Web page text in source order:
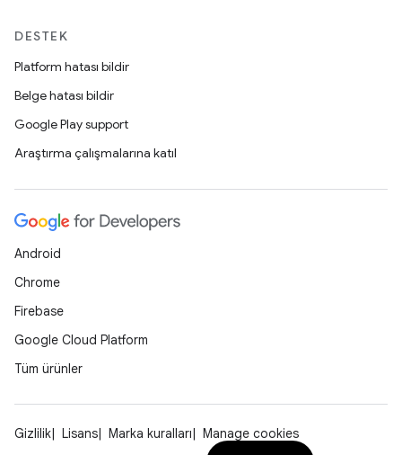
DESTEK
Platform hatası bildir
Belge hatası bildir
Google Play support
Araştırma çalışmalarına katıl
Android
Chrome
Firebase
Google Cloud Platform
Tüm ürünler
Gizlilik Lisans Marka kuralları
Manage cookies